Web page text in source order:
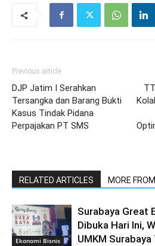
Previous article
DJP Jatim I Serahkan
Tersangka dan Barang Bukti
Kasus Tindak Pidana
Perpajakan PT SMS
RELATED ARTICLES MORE
Ekonomi Bisnis
Surabaya Great
Dibuka Hari Ini,
UMKM